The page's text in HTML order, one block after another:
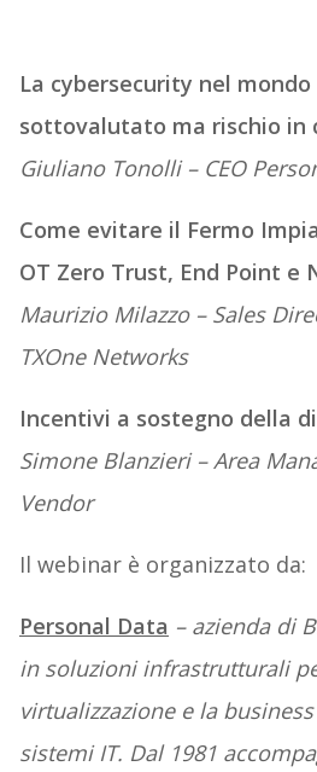
La cybersecurity nel
sottovalutato ma rischio in
Giuliano Tonolli – CEO
Come evitare il Fermo
OT Zero Trust, End Point e
Maurizio Milazzo – Sales
TXOne Networks
Incentivi a sostegno della
Simone Blanzieri – Area
Vendor
Il webinar è organizzato da:
Personal Data – azienda di
in soluzioni infrastrutturali
virtualizzazione e la
sistemi IT. Dal 1981